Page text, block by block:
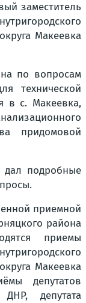
заместитель
Макеевка
по вопросам
технической
в с. Макеевка,
придомовой
дал подробные
приемной
района
приемы
Макеевка
депутатов
ДНР, депутата